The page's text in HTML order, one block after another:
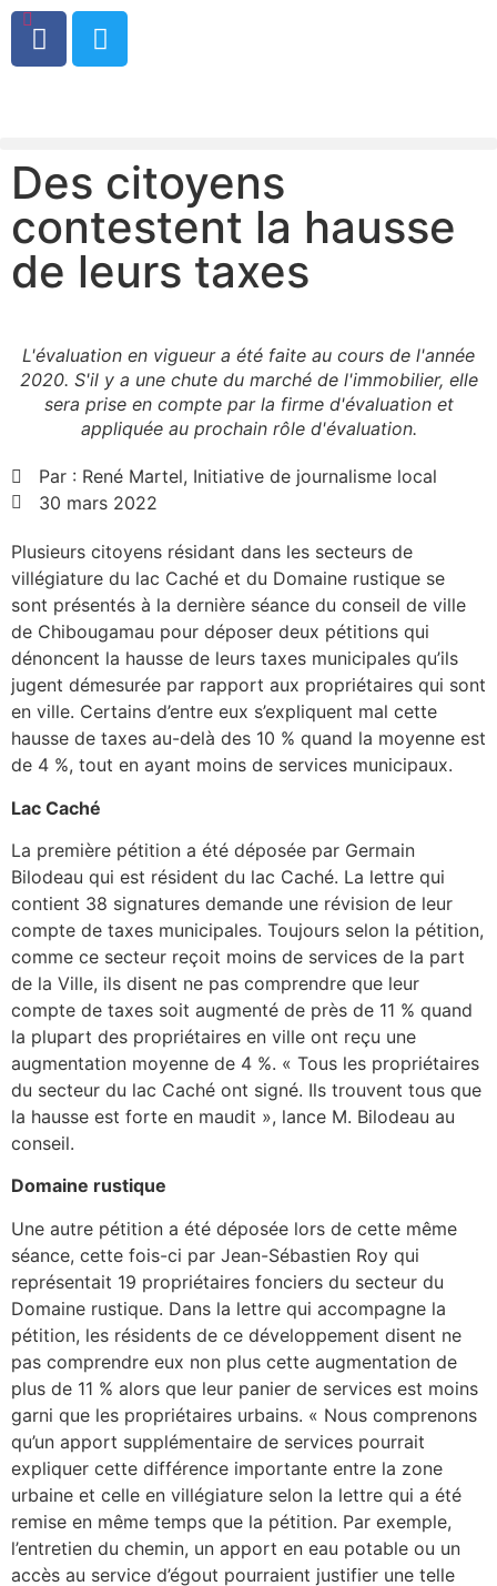
0
Des citoyens
contestent la hausse
de leurs taxes
L'évaluation en vigueur a été faite au cours de l'année
2020. S'il y a une chute du marché de l'immobilier, elle
sera prise en compte par la firme d'évaluation et
appliquée au prochain rôle d'évaluation.
Par : René Martel, Initiative de journalisme local
30 mars 2022
Plusieurs citoyens résidant dans les secteurs de
villégiature du lac Caché et du Domaine rustique se
sont présentés à la dernière séance du conseil de ville
de Chibougamau pour déposer deux pétitions qui
dénoncent la hausse de leurs taxes municipales qu’ils
jugent démesurée par rapport aux propriétaires qui sont
en ville. Certains d’entre eux s’expliquent mal cette
hausse de taxes au-delà des 10 % quand la moyenne est
de 4 %, tout en ayant moins de services municipaux.
Lac Caché
La première pétition a été déposée par Germain
Bilodeau qui est résident du lac Caché. La lettre qui
contient 38 signatures demande une révision de leur
compte de taxes municipales. Toujours selon la pétition,
comme ce secteur reçoit moins de services de la part
de la Ville, ils disent ne pas comprendre que leur
compte de taxes soit augmenté de près de 11 % quand
la plupart des propriétaires en ville ont reçu une
augmentation moyenne de 4 %. « Tous les propriétaires
du secteur du lac Caché ont signé. Ils trouvent tous que
la hausse est forte en maudit », lance M. Bilodeau au
conseil.
Domaine rustique
Une autre pétition a été déposée lors de cette même
séance, cette fois-ci par Jean-Sébastien Roy qui
représentait 19 propriétaires fonciers du secteur du
Domaine rustique. Dans la lettre qui accompagne la
pétition, les résidents de ce développement disent ne
pas comprendre eux non plus cette augmentation de
plus de 11 % alors que leur panier de services est moins
garni que les propriétaires urbains. « Nous comprenons
qu’un apport supplémentaire de services pourrait
expliquer cette différence importante entre la zone
urbaine et celle en villégiature selon la lettre qui a été
remise en même temps que la pétition. Par exemple,
l’entretien du chemin, un apport en eau potable ou un
accès au service d’égout pourraient justifier une telle